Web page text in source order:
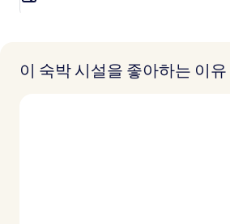
이 숙박 시설을 좋아하는 이유